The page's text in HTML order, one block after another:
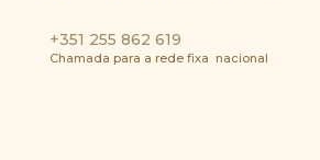
+351 255 862 619
Chamada para a rede fixa nacional